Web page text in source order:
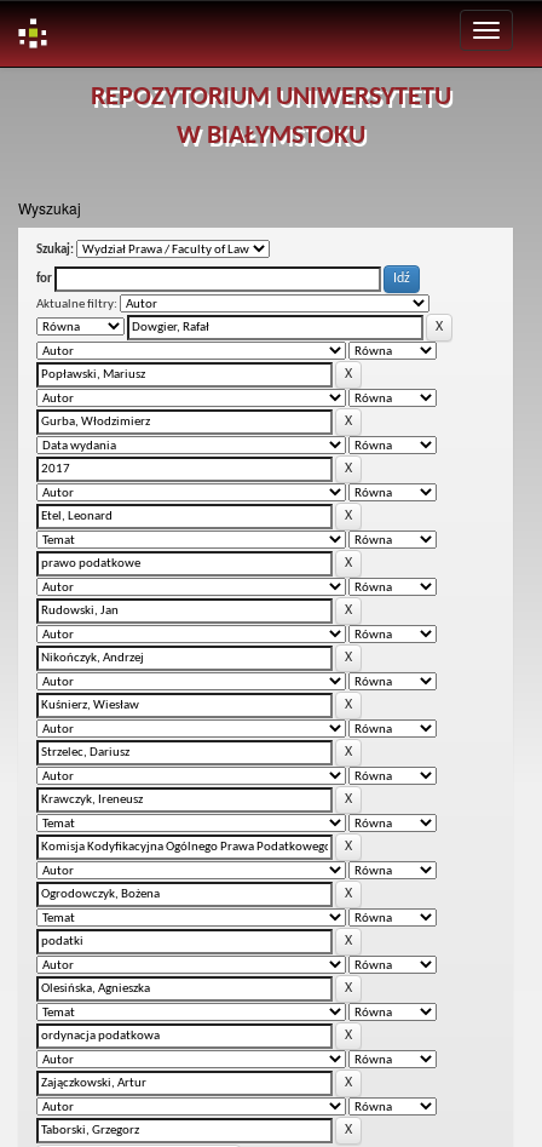
REPOZYTORIUM UNIWERSYTETU
W BIAŁYMSTOKU
Wyszukaj
Szukaj:
for
Aktualne filtry: